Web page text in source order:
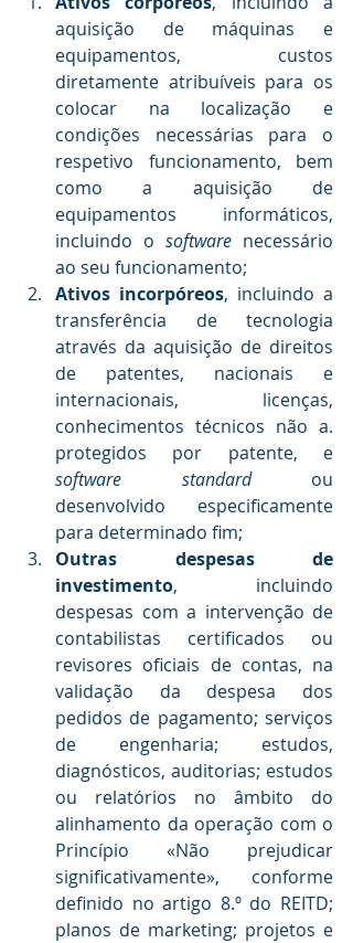
aquisição de máquinas e
equipamentos, custos
diretamente atribuíveis para os
colocar na localização e
condições necessárias para o
respetivo funcionamento, bem
como a aquisição de
equipamentos informáticos,
incluindo o software necessário
ao seu funcionamento;
Ativos incorpóreos, incluindo a
transferência de tecnologia
através da aquisição de direitos
de patentes, nacionais e
internacionais, licenças,
conhecimentos técnicos não a.
software standard ou
desenvolvido especificamente
para determinado fim;
Outras despesas de
investimento, incluindo
despesas com a intervenção de
contabilistas certificados ou
revisores oficiais de contas, na
validação da despesa dos
pedidos de pagamento; serviços
de engenharia; estudos,
diagnósticos, auditorias; estudos
ou relatórios no âmbito do
alinhamento da operação com o
Princípio «Não prejudicar
significativamente», conforme
definido no artigo 8.º do REITD;
planos de marketing; projetos e